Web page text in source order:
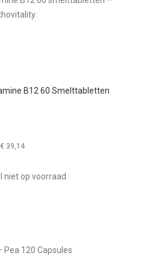
B12 60 Smelttabletten
€39,14
niet op voorraad